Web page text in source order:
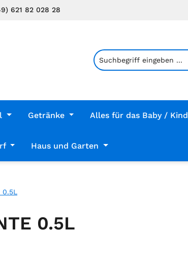
621 82 028 28
Getränke Alles für das Baby / Kind
Haus und Garten
0.5L
0.5L